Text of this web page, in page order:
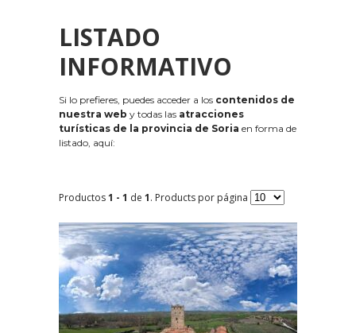
LISTADO
INFORMATIVO
Si lo prefieres, puedes acceder a los contenidos de
nuestra web y todas las atracciones
turísticas de la provincia de Soria en forma de
listado, aquí:
Productos1 - 1 de 1. Products por página